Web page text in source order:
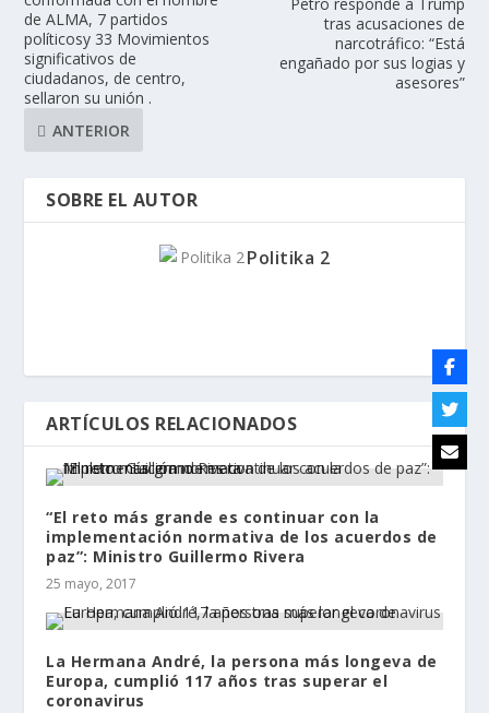
de ALMA, 7 partidos
políticosy 33 Movimientos
significativos de
ciudadanos, de centro,
sellaron su unión .
ANTERIOR
tras acusaciones de
narcotráfico: “Está
engañado por sus logias y
asesores”
SOBRE EL AUTOR
Politika 2
ARTÍCULOS RELACIONADOS
“El reto más grande es continuar con la
implementación normativa de los acuerdos de
paz”: Ministro Guillermo Rivera
25 mayo, 2017
La Hermana André, la persona más longeva de
Europa, cumplió 117 años tras superar el
coronavirus